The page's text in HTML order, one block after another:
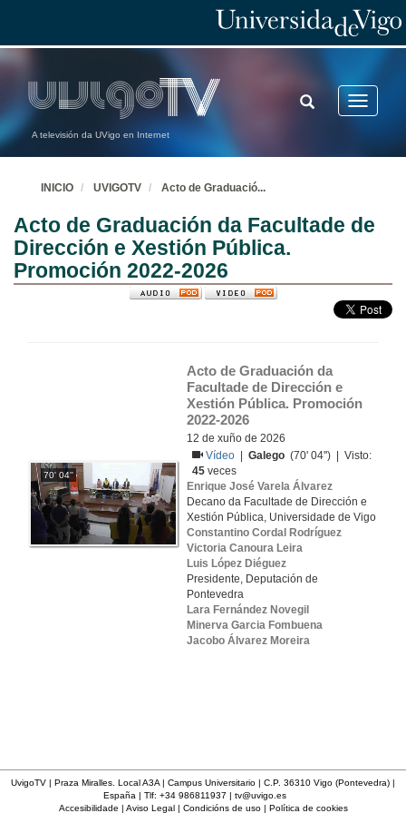
A televisión da UVigo en Internet
Toggle
TOGGLE
SEARCH
INICIO UVIGOTV Acto de Graduació...
Acto de Graduación da Facultade de
Dirección e Xestión Pública.
Promoción 2022-2026
70' 04''
Acto de Graduación da
Facultade de Dirección e
Xestión Pública. Promoción
2022-2026
12 de xuño de 2026
Vídeo
|Galego (70' 04'') | Visto:
45 veces
Enrique José Varela Álvarez
Decano da Facultade de Dirección e
Xestión Pública, Universidade de Vigo
Constantino Cordal Rodríguez
Victoria Canoura Leira
Luis López Diéguez
Presidente, Deputación de
Pontevedra
Lara Fernández Novegil
Minerva Garcia Fombuena
Jacobo Álvarez Moreira
UvigoTV | Praza Miralles. Local A3A | Campus Universitario | C.P. 36310 Vigo (Pontevedra) |
España | Tlf: +34 986811937 | tv@uvigo.es
Accesibilidade | Aviso Legal| Condicións de uso| Política de cookies